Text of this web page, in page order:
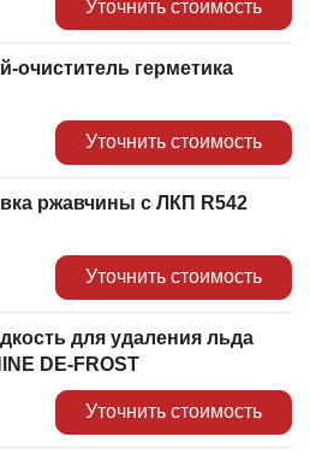
Уточнить стоимость
очиститель герметика
Уточнить стоимость
ржавчины с ЛКП R542
Уточнить стоимость
для удаления льда
DE-FROST
Уточнить стоимость